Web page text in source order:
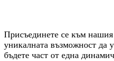
Присъединете се към
уникалната възможност да
бъдете част от една